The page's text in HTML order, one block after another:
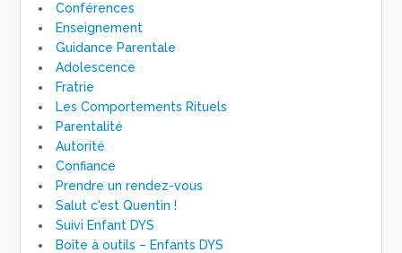
Conférences
Enseignement
Guidance Parentale
Adolescence
Fratrie
Les Comportements Rituels
Parentalité
Autorité
Confiance
Prendre un rendez-vous
Salut c'est Quentin !
Suivi Enfant DYS
Boîte à outils – Enfants DYS